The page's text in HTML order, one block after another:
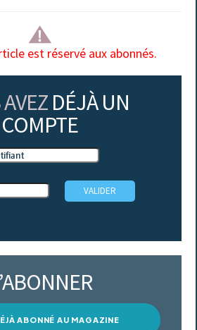
est réservé aux abonnés.
DÉJÀ UN
COMPTE
ABONNÉ AU MAGAZINE